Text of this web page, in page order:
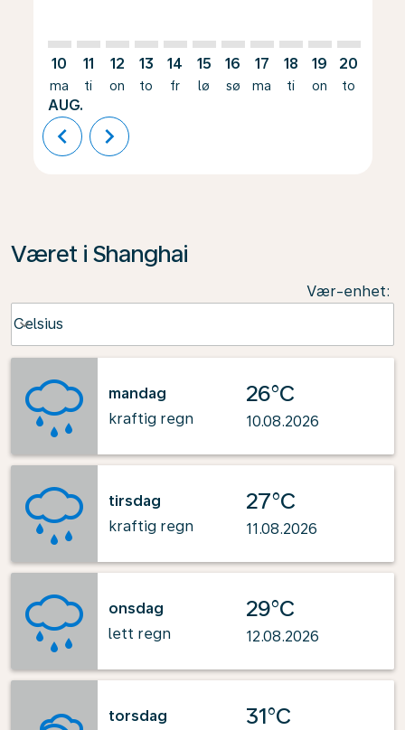
10
ma
AUG.
11
ti
12
on
13
to
14
fr
15
lø
16
sø
17
ma
18
ti
19
on
20
to
chevron_left chevron_right
Været i Shanghai
Vær-enhet:
Celsius
keyboard_arrow_down
mandag
kraftig regn
26°C
10.08.2026
tirsdag
kraftig regn
27°C
11.08.2026
onsdag
lett regn
29°C
12.08.2026
torsdag
31°C